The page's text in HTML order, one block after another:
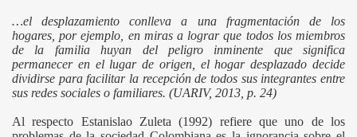
…el desplazamiento conlleva a una fragmentación de los
hogares, por ejemplo, en miras a lograr que todos los miembros
de la familia huyan del peligro inminente que significa
permanecer en el lugar de origen, el hogar desplazado decide
dividirse para facilitar la recepción de todos sus integrantes entre
sus redes sociales o familiares. (UARIV, 2013, p. 24)
Al respecto Estanislao Zuleta (1992) refiere que uno de los